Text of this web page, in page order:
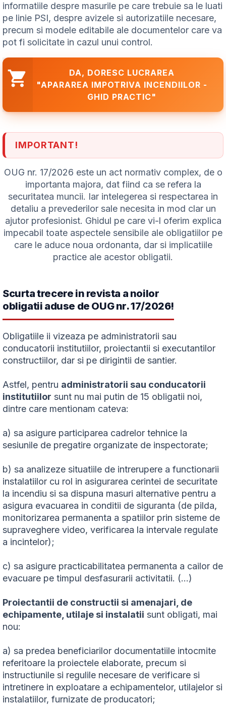
informatiile despre masurile pe care trebuie sa le luati
pe linie PSI, despre avizele si autorizatiile necesare,
precum si modele editabile ale documentelor care va
pot fi solicitate in cazul unui control.
DA, DORESC LUCRAREA
"APARAREA IMPOTRIVA INCENDIILOR -
GHID PRACTIC"
IMPORTANT!
OUG nr. 17/2026 este un act normativ complex, de o
importanta majora, dat fiind ca se refera la
securitatea muncii. Iar intelegerea si respectarea in
detaliu a prevederilor sale necesita in mod clar un
ajutor profesionist. Ghidul pe care vi-l oferim explica
impecabil toate aspectele sensibile ale obligatiilor pe
care le aduce noua ordonanta, dar si implicatiile
practice ale acestor obligatii.
Scurta trecere in revista a noilor
obligatii aduse de OUG nr. 17/2026!
Obligatiile ii vizeaza pe administratorii sau
conducatorii institutiilor, proiectantii si executantilor
constructiilor, dar si pe dirigintii de santier.
Astfel, pentru administratorii sau conducatorii
institutiilor sunt nu mai putin de 15 obligatii noi,
dintre care mentionam cateva:
a) sa asigure participarea cadrelor tehnice la
sesiunile de pregatire organizate de inspectorate;
b) sa analizeze situatiile de intrerupere a functionarii
instalatiilor cu rol in asigurarea cerintei de securitate
la incendiu si sa dispuna masuri alternative pentru a
asigura evacuarea in conditii de siguranta (de pilda,
monitorizarea permanenta a spatiilor prin sisteme de
supraveghere video, verificarea la intervale regulate
a incintelor);
c) sa asigure practicabilitatea permanenta a cailor de
evacuare pe timpul desfasurarii activitatii. (…)
Proiectantii de constructii si amenajari, de
echipamente, utilaje si instalatii sunt obligati, mai
nou:
a) sa predea beneficiarilor documentatiile intocmite
referitoare la proiectele elaborate, precum si
instructiunile si regulile necesare de verificare si
intretinere in exploatare a echipamentelor, utilajelor si
instalatiilor, furnizate de producatori;